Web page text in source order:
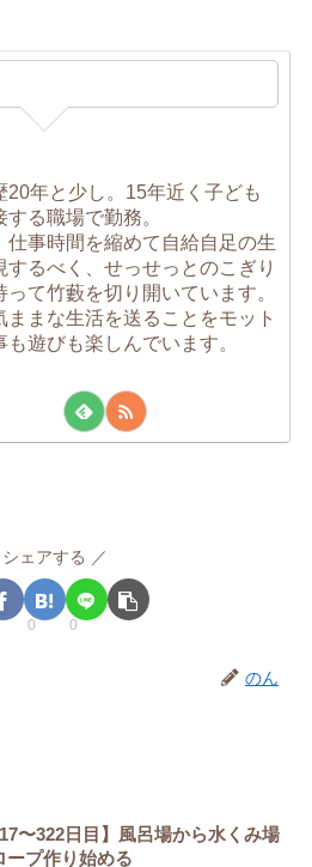
20年と少し。15年近く子ども
する職場で勤務。
仕事時間を縮めて自給自足の生
するべく、せっせっとのこぎり
って竹藪を切り開いています。
ままな生活を送ることをモット
も遊びも楽しんでいます。
シェアする
0 0
のん
〜322日目】風呂場から水くみ場
ープ作り始める